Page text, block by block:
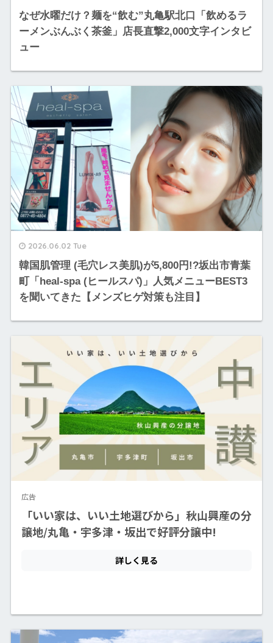
なぜ水曜だけ？麺を“飲む”丸亀駅北口「飲めるラ
ーメンぶんぶく茶釜」店長直撃2,000文字インタビ
ュー
2026.06.02 Tue
韓国肌管理 (毛穴レス美肌)が5,800円!?坂出市青葉
町「heal-spa (ヒールスパ)」人気メニューBEST3
を聞いてきた【メンズヒゲ対策も注目】